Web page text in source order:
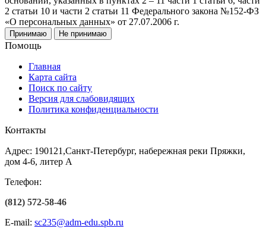
2 статьи 10 и части 2 статьи 11 Федерального закона №152-ФЗ
«О персональных данных» от 27.07.2006 г.
Принимаю Не принимаю
Помощь
Главная
Карта сайта
Поиск по сайту
Версия для слабовидящих
Политика конфиденциальности
Контакты
Адрес: 190121,Санкт-Петербург, набережная реки Пряжки,
дом 4-6, литер А
Телефон:
(812) 572-58-46
E-mail: sc235@adm-edu.spb.ru